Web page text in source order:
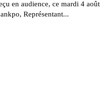
en audience, ce mardi 4 août
Représentant...